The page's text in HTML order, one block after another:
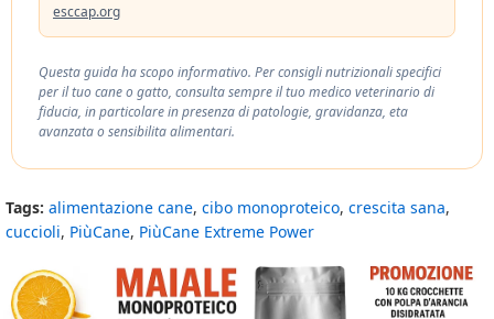
esccap.org
Questa guida ha scopo informativo. Per consigli nutrizionali specifici
per il tuo cane o gatto, consulta sempre il tuo medico veterinario di
fiducia, in particolare in presenza di patologie, gravidanza, eta
avanzata o sensibilita alimentari.
Tags: alimentazione cane, cibo monoproteico, crescita sana,
cuccioli, PiùCane, PiùCane Extreme Power